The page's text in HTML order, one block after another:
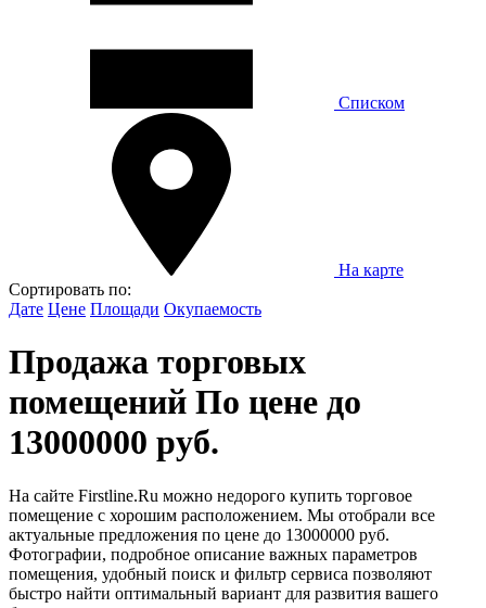
Списком
На карте
Сортировать по:
Дате Цене Площади Окупаемость
Продажа торговых
помещений По цене до
13000000 руб.
На сайте Firstline.Ru можно недорого купить торговое
помещение с хорошим расположением. Мы отобрали все
актуальные предложения по цене до 13000000 руб.
Фотографии, подробное описание важных параметров
помещения, удобный поиск и фильтр сервиса позволяют
быстро найти оптимальный вариант для развития вашего